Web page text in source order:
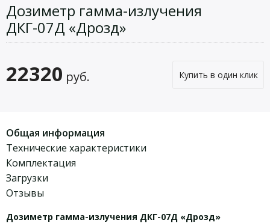
Дозиметр гамма-излучения
ДКГ-07Д «Дрозд»
22320 руб. Купить в один клик
Общая информация
Технические характеристики
Комплектация
Загрузки
Отзывы
Дозиметр гамма-излучения ДКГ-07Д «Дрозд»